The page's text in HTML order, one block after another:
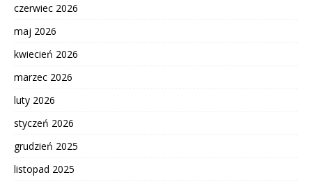
czerwiec 2026
maj 2026
kwiecień 2026
marzec 2026
luty 2026
styczeń 2026
grudzień 2025
listopad 2025